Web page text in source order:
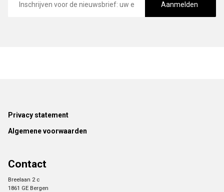
mailadres
Aanmelden
Footer
Privacy statement
Algemene voorwaarden
Contact
Breelaan 2 c
1861 GE Bergen